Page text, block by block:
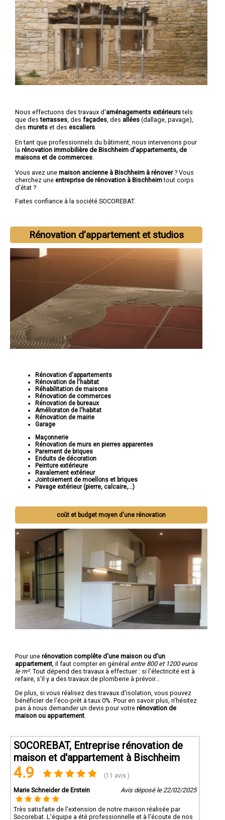
Nous effectuons des travaux d'aménagements extérieurstels
que desterrasses , des façades , des allées (dallage, pavage),
des murets et des escaliers
En tant que professionnels du bâtiment, nous intervenons pour
la rénovation immobilière de Bischheim d'appartements, de
maisons et de commerces
Vous avez une maison ancienne à Bischheim à rénover? Vous
cherchez une entreprise de rénovation à Bischheimtout corps
d'état ?
Faites confiance à la société SOCOREBAT.
Rénovation d’appartement et studios
Rénovation d'appartements
Rénovation de l'habitat
Réhabilitation de maisons
Rénovation de commerces
Rénovation de bureaux
Amélioraton de l'habitat
Rénovation de mairie
Garage
Maçonnerie
Rénovation de murs en pierres apparentes
Parement de briques
Enduits de décoration
Peinture extérieure
Ravalement extérieur
Jointoiement de moellons et briques
Pavage extérieur (pierre, calcaire,...)
coût et budget moyen d'une rénovation
Pour une rénovation complête d'une maison ou d'un
appartement , il faut compter en général entre 800 et 1200 euros
le m². Tout dépend des travaux à effectuer : si l'électricité est à
refaire, s'il y a des travaux de plomberie à prévoir...
De plus, si vous réalisez des travaux d'isolation, vous pouvez
bénéficier de l'éco-prêt à taux 0%. Pour en savoir plus, n'hésitez
pas à nous demander un devis pour votre rénovation de
maison ou appartement
SOCOREBAT, Entreprise rénovation de
maison et d'appartement à Bischheim
4.9 (11 avis )
Marie Schneider de Erstein Avis déposé le 22/02/2025
Très satisfaite de l'extension de notre maison réalisée par
Socorebat. L'équipe a été professionnelle et à l'écoute de nos